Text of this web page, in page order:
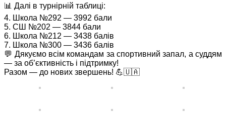
📊 Далі в турнірній таблиці:
4. Школа №292 — 3992 бали
5. СШ №202 — 3844 бали
6. Школа №212 — 3438 балів
7. Школа №300 — 3436 балів
💬 Дякуємо всім командам за спортивний запал, а суддям
— за об’єктивність і підтримку!
Разом — до нових звершень! 💪🇺🇦